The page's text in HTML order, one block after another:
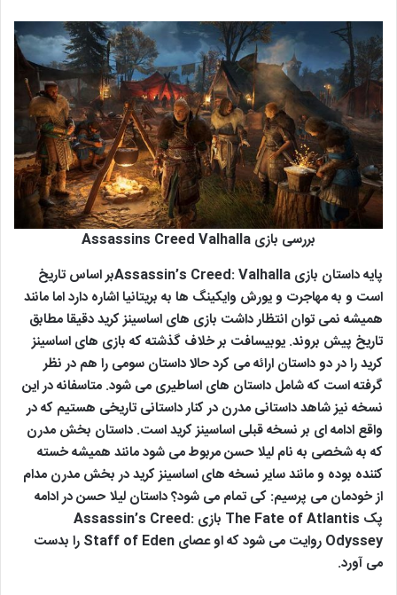
بررسی بازی Assassins Creed Valhalla
پایه داستان بازی Assassin’s Creed: Valhallaبر اساس تاریخ
است و به مهاجرت و یورش وایکینگ ها به بریتانیا اشاره دارد اما مانند
همیشه نمی توان انتظار داشت بازی های اساسینز کرید دقیقا مطابق
تاریخ پیش بروند. یوبیسافت بر خلاف گذشته که بازی های اساسینز
کرید را در دو داستان ارائه می کرد حالا داستان سومی را هم در نظر
گرفته است که شامل داستان های اساطیری می شود. متاسفانه در این
نسخه نیز شاهد داستانی مدرن در کنار داستانی تاریخی هستیم که در
واقع ادامه ای بر نسخه قبلی اساسینز کرید است. داستان بخش مدرن
که به شخصی به نام لیلا حسن مربوط می شود مانند همیشه خسته
کننده بوده و مانند سایر نسخه های اساسینز کرید در بخش مدرن مدام
از خودمان می پرسیم: کی تمام می شود؟ داستان لیلا حسن در ادامه
پک The Fate of Atlantis بازی Assassin’s Creed:
Odyssey روایت می شود که او عصای Staff of Eden را بدست
می آورد.